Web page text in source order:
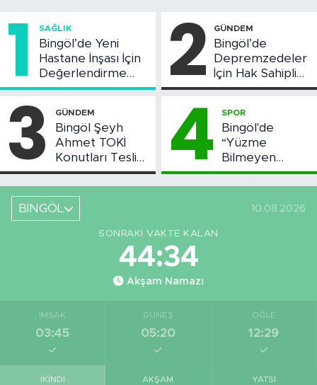
1 SAĞLIK
Bingöl’de Yeni
Hastane İnşası İçin
Değerlendirme
Toplantısı Yapıldı
2 GÜNDEM
Bingöl’de
Depremzedeler
İçin Hak Sahipliği
Askı Süreci
3 GÜNDEM
Bingöl Şeyh
Ahmet TOKİ
Konutları Teslim
Ediliyor: İşte
Teslim Tarihi
4 SPOR
Bingöl'de
“Yüzme
Bilmeyen
Kalmasın”
Projesi Devam
Ediyor
BİNGÖL 10.08.2026
SONRAKI VAKTE KALAN
44:33
Akşam Namazı
İMSAK
03:45
GÜNEŞ
05:20
ÖĞLE
12:29
İKINDI AKŞAM YATSI